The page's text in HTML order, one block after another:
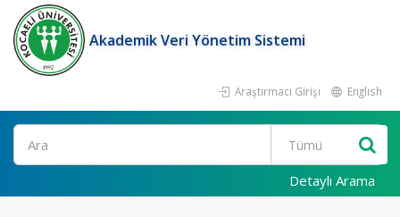
Akademik Veri Yönetim Sistemi
Araştırmacı Girişi English
Ara
Detaylı Arama